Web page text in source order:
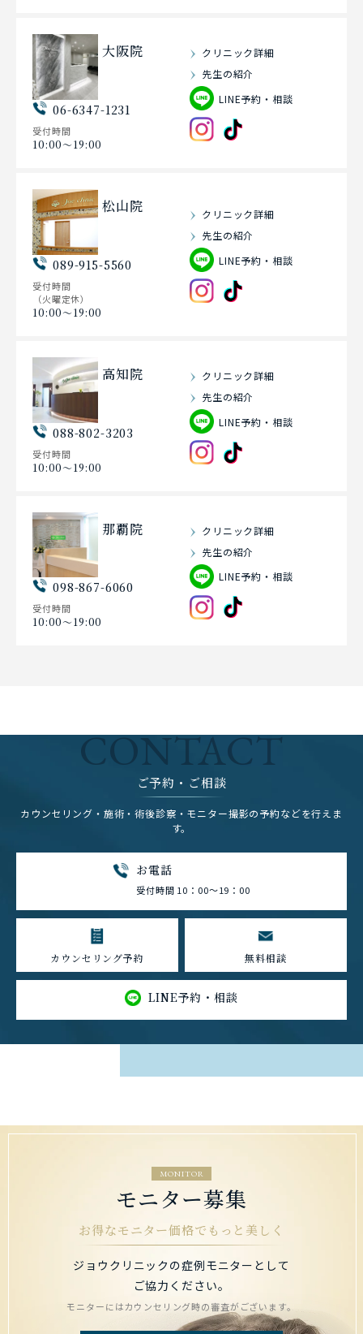
大阪院
06-6347-1231
受付時間
10:00〜19:00
クリニック詳細
先生の紹介
LINE予約・相談
松山院
089-915-5560
受付時間
（火曜定休）
10:00〜19:00
クリニック詳細
先生の紹介
LINE予約・相談
高知院
088-802-3203
受付時間
10:00〜19:00
クリニック詳細
先生の紹介
LINE予約・相談
那覇院
098-867-6060
受付時間
10:00〜19:00
クリニック詳細
先生の紹介
LINE予約・相談
CONTACT
ご予約・ご相談
カウンセリング・施術・術後診察・モニター撮影の予約などを行えま
す。
お電話
受付時間 10：00～19：00
カウンセリング予約 無料相談
LINE予約・相談
MONITOR
モニター募集
お得なモニター価格でもっと美しく
ジョウクリニックの症例モニターとして
ご協力ください。
モニターにはカウンセリング時の審査がございます。